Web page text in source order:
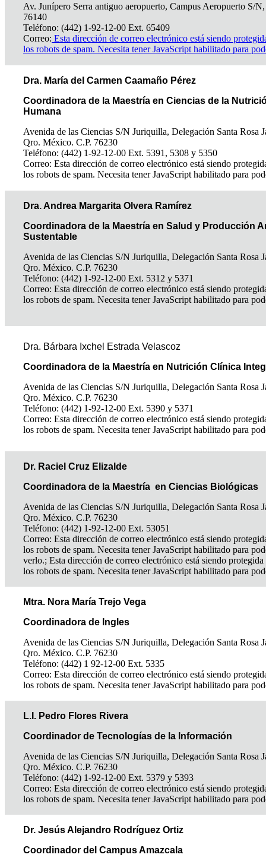
Av. Junípero Serra antiguo aeropuerto, Campus Aeropuerto S/N,
76140
Teléfono: (442) 1-92-12-00 Ext. 65409
Correo: Esta dirección de correo electrónico está siendo
los robots de spam. Necesita tener JavaScript habilitado para
Dra. María del Carmen Caamaño Pérez
Coordinadora de la Maestría en Ciencias de la
Humana
Avenida de las Ciencias S/N Juriquilla, Delegación Santa Rosa
Qro. México. C.P. 76230
Teléfono: (442) 1-92-12-00 Ext. 5391, 5308 y 5350
Correo: Esta dirección de correo electrónico está siendo
los robots de spam. Necesita tener JavaScript habilitado para
Dra. Andrea Margarita Olvera Ramírez
Coordinadora de la Maestría en Salud y Producción
Sustentable
Avenida de las Ciencias S/N Juriquilla, Delegación Santa Rosa
Qro. México. C.P. 76230
Teléfono: (442) 1-92-12-00 Ext. 5312 y 5371
Correo: Esta dirección de correo electrónico está siendo
los robots de spam. Necesita tener JavaScript habilitado para
Dra. Bárbara Ixchel Estrada Velascoz
Coordinadora de la Maestría en Nutrición Clínica
Avenida de las Ciencias S/N Juriquilla, Delegación Santa Rosa
Qro. México. C.P. 76230
Teléfono: (442) 1-92-12-00 Ext. 5390 y 5371
Correo: Esta dirección de correo electrónico está siendo
los robots de spam. Necesita tener JavaScript habilitado para
Dr. Raciel Cruz Elizalde
Coordinadora de la Maestría en Ciencias Biológicas
Avenida de las Ciencias S/N Juriquilla, Delegación Santa Rosa
Qro. México. C.P. 76230
Teléfono: (442) 1-92-12-00 Ext. 53051
Correo: Esta dirección de correo electrónico está siendo
los robots de spam. Necesita tener JavaScript habilitado para
verlo.; Esta dirección de correo electrónico está siendo protegida
los robots de spam. Necesita tener JavaScript habilitado para
Mtra. Nora María Trejo Vega
Coordinadora de Ingles
Avenida de las Ciencias S/N Juriquilla, Delegación Santa Rosa
Qro. México. C.P. 76230
Teléfono: (442) 1 92-12-00 Ext. 5335
Correo: Esta dirección de correo electrónico está siendo
los robots de spam. Necesita tener JavaScript habilitado para
L.I. Pedro Flores Rivera
Coordinador de Tecnologías de la Información
Avenida de las Ciencias S/N Juriquilla, Delegación Santa Rosa
Qro. México. C.P. 76230
Teléfono: (442) 1-92-12-00 Ext. 5379 y 5393
Correo: Esta dirección de correo electrónico está siendo
los robots de spam. Necesita tener JavaScript habilitado para
Dr. Jesús Alejandro Rodríguez Ortiz
Coordinador del Campus Amazcala